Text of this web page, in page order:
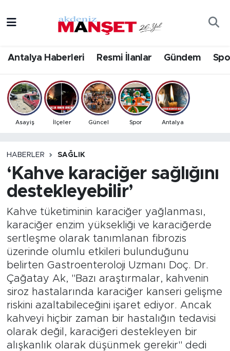
Antalya Haberleri Resmi İlanlar Gündem
Asayiş İlçeler Güncel Spor Antalya
HABERLER SAĞLIK
‘Kahve karaciğer sağlığını
destekleyebilir’
Kahve tüketiminin karaciğer yağlanması,
karaciğer enzim yüksekliği ve karaciğerde
sertleşme olarak tanımlanan fibrozis
üzerinde olumlu etkileri bulunduğunu
belirten Gastroenteroloji Uzmanı Doç. Dr.
Çağatay Ak, "Bazı araştırmalar, kahvenin
siroz hastalarında karaciğer kanseri gelişme
riskini azaltabileceğini işaret ediyor. Ancak
kahveyi hiçbir zaman bir hastalığın tedavisi
olarak değil, karaciğeri destekleyen bir
alışkanlık olarak düşünmek gerekir" dedi
Bilim & Teknoloji
Eğitim
Ekonomi
Gündem
İlçeler
Kültür- Sanat
Magazin
Özel Haber
Politika
Resmi İlanlar
Antalya Hava Durumu
Antalya Namaz Vakitleri
Antalya Trafik Yoğunluk Haritası
Tüm Manşetler
Son Dakika Haberleri
Haber Arşivi